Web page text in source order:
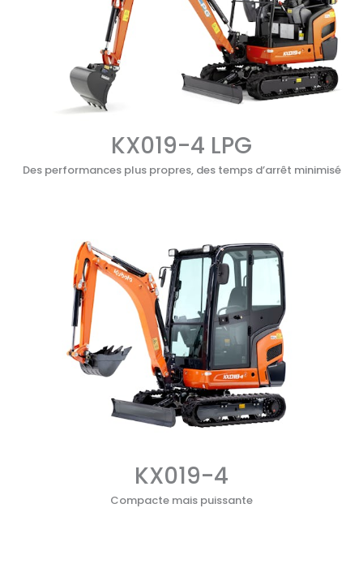
KX019-4 LPG
Des performances plus propres, des temps d’arrêt minimisé
KX019-4
Compacte mais puissante